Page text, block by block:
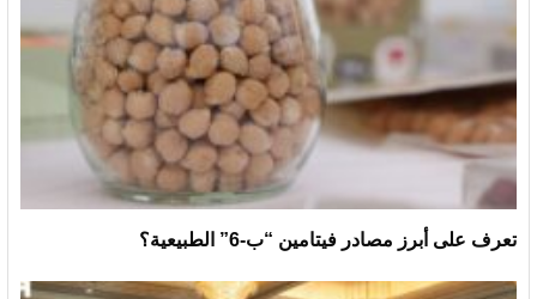
تعرف على أبرز مصادر فيتامين “ب-6” الطبيعية؟